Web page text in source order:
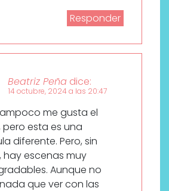
Responder
Beatriz Peña dice:
14 octubre, 2024 a las 20:47
me gusta el
pero esta es una
diferente. Pero, sin
hay escenas muy
Aunque no
que ver con las